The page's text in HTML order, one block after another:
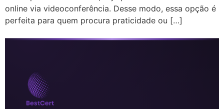
online via videoconferência. Desse modo, essa opção é
perfeita para quem procura praticidade ou […]